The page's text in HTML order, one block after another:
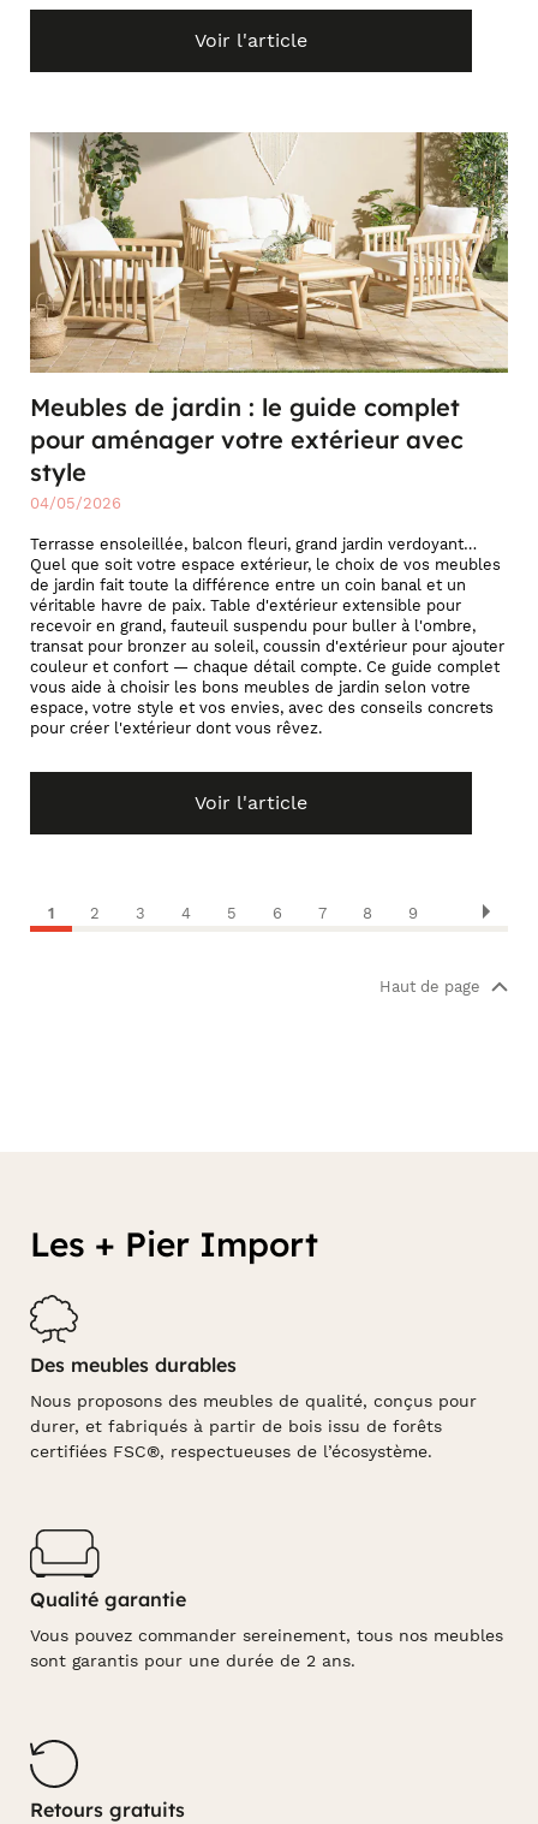
Voir l'article
Meubles de jardin : le guide complet
pour aménager votre extérieur avec
style
04/05/2026
Terrasse ensoleillée, balcon fleuri, grand jardin verdoyant…
Quel que soit votre espace extérieur, le choix de vos meubles
de jardin fait toute la différence entre un coin banal et un
véritable havre de paix. Table d'extérieur extensible pour
recevoir en grand, fauteuil suspendu pour buller à l'ombre,
transat pour bronzer au soleil, coussin d'extérieur pour ajouter
couleur et confort — chaque détail compte. Ce guide complet
vous aide à choisir les bons meubles de jardin selon votre
espace, votre style et vos envies, avec des conseils concrets
pour créer l'extérieur dont vous rêvez.
Voir l'article
Haut de page
1 2 3 4 5 6 7 8 9
Les + Pier Import
Des meubles durables
Nous proposons des meubles de qualité, conçus pour
durer, et fabriqués à partir de bois issu de forêts
certifiées FSC®, respectueuses de l’écosystème.
Qualité garantie
Vous pouvez commander sereinement, tous nos meubles
sont garantis pour une durée de 2 ans.
Retours gratuits